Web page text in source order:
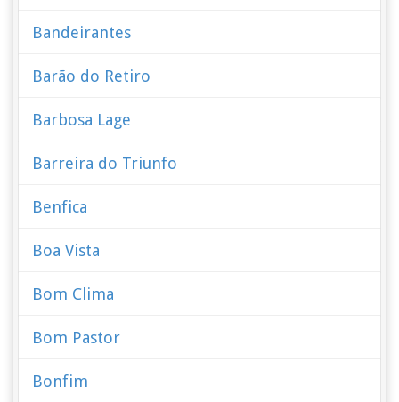
Bandeirantes
Barão do Retiro
Barbosa Lage
Barreira do Triunfo
Benfica
Boa Vista
Bom Clima
Bom Pastor
Bonfim